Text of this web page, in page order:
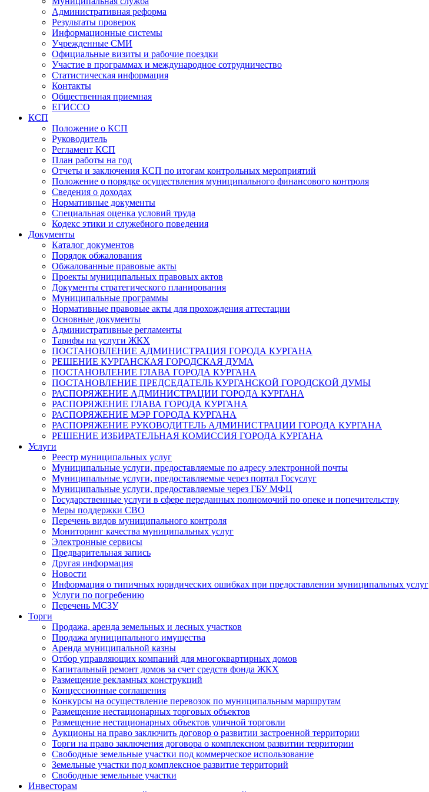
Административная реформа
Результаты проверок
Информационные системы
Учрежденные СМИ
Официальные визиты и рабочие поездки
Участие в программах и международное сотрудничество
Статистическая информация
Контакты
Общественная приемная
ЕГИССО
КСП
Положение о КСП
Руководитель
Регламент КСП
План работы на год
Отчеты и заключения КСП по итогам контрольных мероприятий
Положение о порядке осуществления муниципального финансового контроля
Сведения о доходах
Нормативные документы
Специальная оценка условий труда
Кодекс этики и служебного поведения
Документы
Каталог документов
Порядок обжалования
Обжалованные правовые акты
Проекты муниципальных правовых актов
Документы стратегического планирования
Муниципальные программы
Нормативные правовые акты для прохождения аттестации
Основные документы
Административные регламенты
Тарифы на услуги ЖКХ
ПОСТАНОВЛЕНИЕ АДМИНИСТРАЦИЯ ГОРОДА КУРГАНА
РЕШЕНИЕ КУРГАНСКАЯ ГОРОДСКАЯ ДУМА
ПОСТАНОВЛЕНИЕ ГЛАВА ГОРОДА КУРГАНА
ПОСТАНОВЛЕНИЕ ПРЕДСЕДАТЕЛЬ КУРГАНСКОЙ ГОРОДСКОЙ ДУМЫ
РАСПОРЯЖЕНИЕ АДМИНИСТРАЦИИ ГОРОДА КУРГАНА
РАСПОРЯЖЕНИЕ ГЛАВА ГОРОДА КУРГАНА
РАСПОРЯЖЕНИЕ МЭР ГОРОДА КУРГАНА
РАСПОРЯЖЕНИЕ РУКОВОДИТЕЛЬ АДМИНИСТРАЦИИ ГОРОДА КУРГАНА
РЕШЕНИЕ ИЗБИРАТЕЛЬНАЯ КОМИССИЯ ГОРОДА КУРГАНА
Услуги
Реестр муниципальных услуг
Муниципальные услуги, предоставляемые по адресу электронной почты
Муниципальные услуги, предоставляемые через портал Госуслуг
Муниципальные услуги, предоставляемые через ГБУ МФЦ
Государственные услуги в сфере переданных полномочий по опеке и попечительству
Меры поддержки СВО
Перечень видов муниципального контроля
Мониторинг качества муниципальных услуг
Электронные сервисы
Предварительная запись
Другая информация
Новости
Информация о типичных юридических ошибках при предоставлении муниципальных услуг
Услуги по погребению
Перечень МСЗУ
Торги
Продажа, аренда земельных и лесных участков
Продажа муниципального имущества
Аренда муниципальной казны
Отбор управляющих компаний для многоквартирных домов
Капитальный ремонт домов за счет средств фонда ЖКХ
Размещение рекламных конструкций
Концессионные соглашения
Конкурсы на осуществление перевозок по муниципальным маршрутам
Размещение нестационарных торговых объектов
Размещение нестационарных объектов уличной торговли
Аукционы на право заключить договор о развитии застроенной территории
Торги на право заключения договора о комплексном развитии территории
Свободные земельные участки под коммерческое использование
Земельные участки под комплексное развитие территорий
Свободные земельные участки
Инвесторам